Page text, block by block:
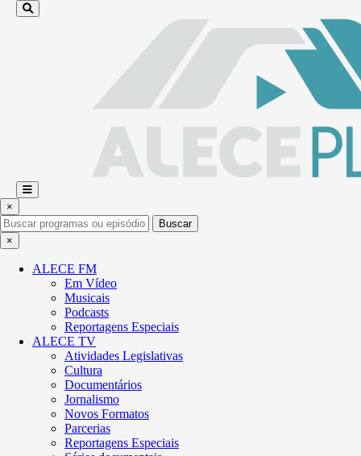
×
Buscar
×
ALECE FM
Em Vídeo
Musicais
Podcasts
Reportagens Especiais
ALECE TV
Atividades Legislativas
Cultura
Documentários
Jornalismo
Novos Formatos
Parcerias
Reportagens Especiais